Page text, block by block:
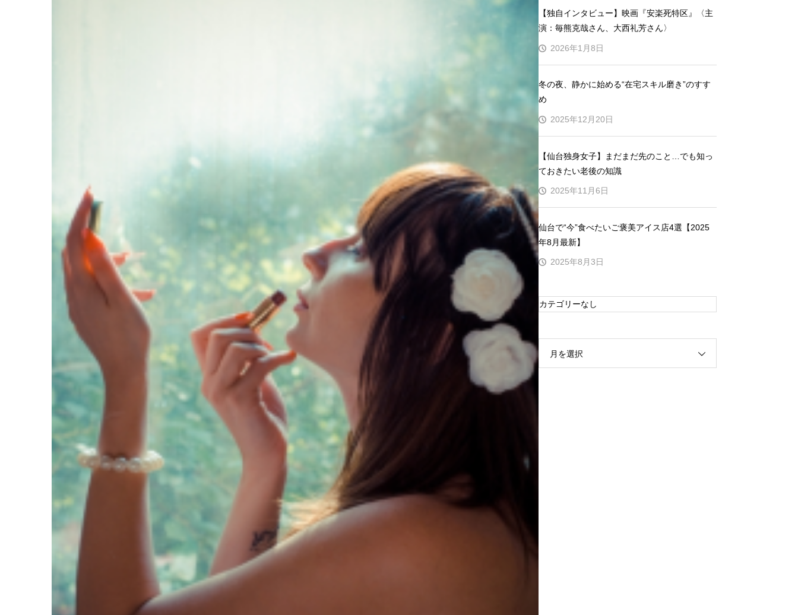
【独自インタビュー】映画『安楽死特区』〈主
演：毎熊克哉さん、大西礼芳さん〉
2026年1月8日
冬の夜、静かに始める“在宅スキル磨き”のすす
め
2025年12月20日
【仙台独身女子】まだまだ先のこと…でも知っ
ておきたい老後の知識
2025年11月6日
仙台で“今”食べたいご褒美アイス店4選【2025
年8月最新】
2025年8月3日
カテゴリーなし
月を選択